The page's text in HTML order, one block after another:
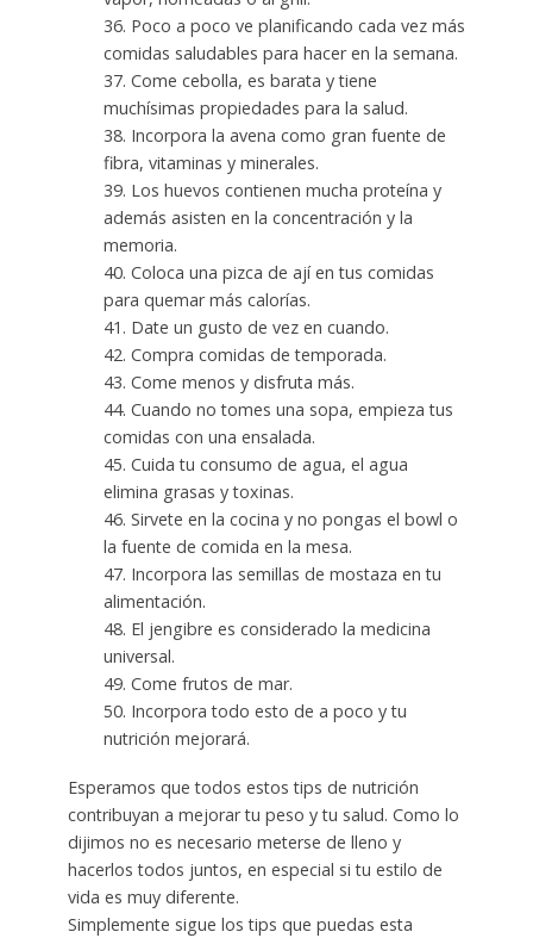
36. Poco a poco ve planificando cada vez más
comidas saludables para hacer en la semana.
37. Come cebolla, es barata y tiene
muchísimas propiedades para la salud.
38. Incorpora la avena como gran fuente de
fibra, vitaminas y minerales.
39. Los huevos contienen mucha proteína y
además asisten en la concentración y la
memoria.
40. Coloca una pizca de ají en tus comidas
para quemar más calorías.
41. Date un gusto de vez en cuando.
42. Compra comidas de temporada.
43. Come menos y disfruta más.
44. Cuando no tomes una sopa, empieza tus
comidas con una ensalada.
45. Cuida tu consumo de agua, el agua
elimina grasas y toxinas.
46. Sirvete en la cocina y no pongas el bowl o
la fuente de comida en la mesa.
47. Incorpora las semillas de mostaza en tu
alimentación.
48. El jengibre es considerado la medicina
universal.
49. Come frutos de mar.
50. Incorpora todo esto de a poco y tu
nutrición mejorará.
Esperamos que todos estos tips de nutrición
contribuyan a mejorar tu peso y tu salud. Como lo
dijimos no es necesario meterse de lleno y
hacerlos todos juntos, en especial si tu estilo de
vida es muy diferente.
Simplemente sigue los tips que puedas esta